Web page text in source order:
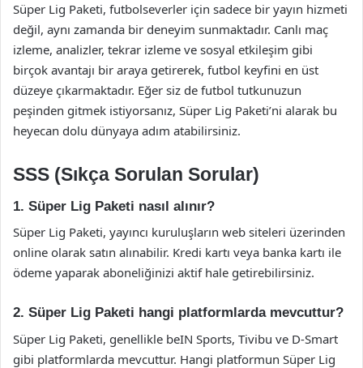
Süper Lig Paketi, futbolseverler için sadece bir yayın hizmeti
değil, aynı zamanda bir deneyim sunmaktadır. Canlı maç
izleme, analizler, tekrar izleme ve sosyal etkileşim gibi
birçok avantajı bir araya getirerek, futbol keyfini en üst
düzeye çıkarmaktadır. Eğer siz de futbol tutkunuzun
peşinden gitmek istiyorsanız, Süper Lig Paketi’ni alarak bu
heyecan dolu dünyaya adım atabilirsiniz.
SSS (Sıkça Sorulan Sorular)
1. Süper Lig Paketi nasıl alınır?
Süper Lig Paketi, yayıncı kuruluşların web siteleri üzerinden
online olarak satın alınabilir. Kredi kartı veya banka kartı ile
ödeme yaparak aboneliğinizi aktif hale getirebilirsiniz.
2. Süper Lig Paketi hangi platformlarda mevcuttur?
Süper Lig Paketi, genellikle beIN Sports, Tivibu ve D-Smart
gibi platformlarda mevcuttur. Hangi platformun Süper Lig